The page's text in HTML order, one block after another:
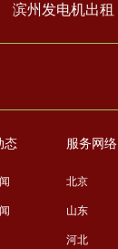
滨州发电机出租
态 服务网络
北京
山东
河北